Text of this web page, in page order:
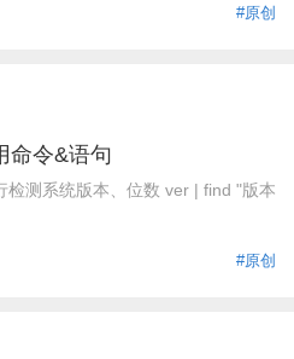
#原创
命令&语句
检测系统版本、位数 ver | find "版本
#原创